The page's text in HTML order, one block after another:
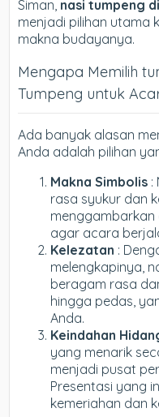
Siman, nasi tumpeng di
menjadi pilihan utama
makna budayanya.
Mengapa Memilih
Tumpeng untuk
Ada banyak alasan
Anda adalah pilihan
Makna Simbolis :
rasa syukur dan
agar acara
Kelezatan :
melengkapinya,
beragam rasa
hingga pedas,
Anda.
Keindahan
yang menarik
menjadi pusat
Presentasi yang
kemeriahan dan